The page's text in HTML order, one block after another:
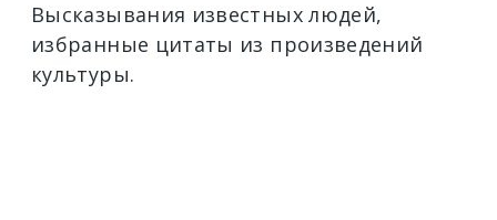
Высказывания известных людей,
избранные цитаты из произведений
культуры.